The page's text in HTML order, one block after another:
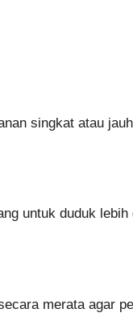
singkat atau
untuk duduk
merata agar